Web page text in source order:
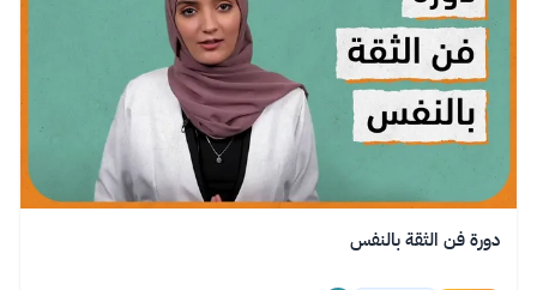
دورة فن الثقة بالنفس